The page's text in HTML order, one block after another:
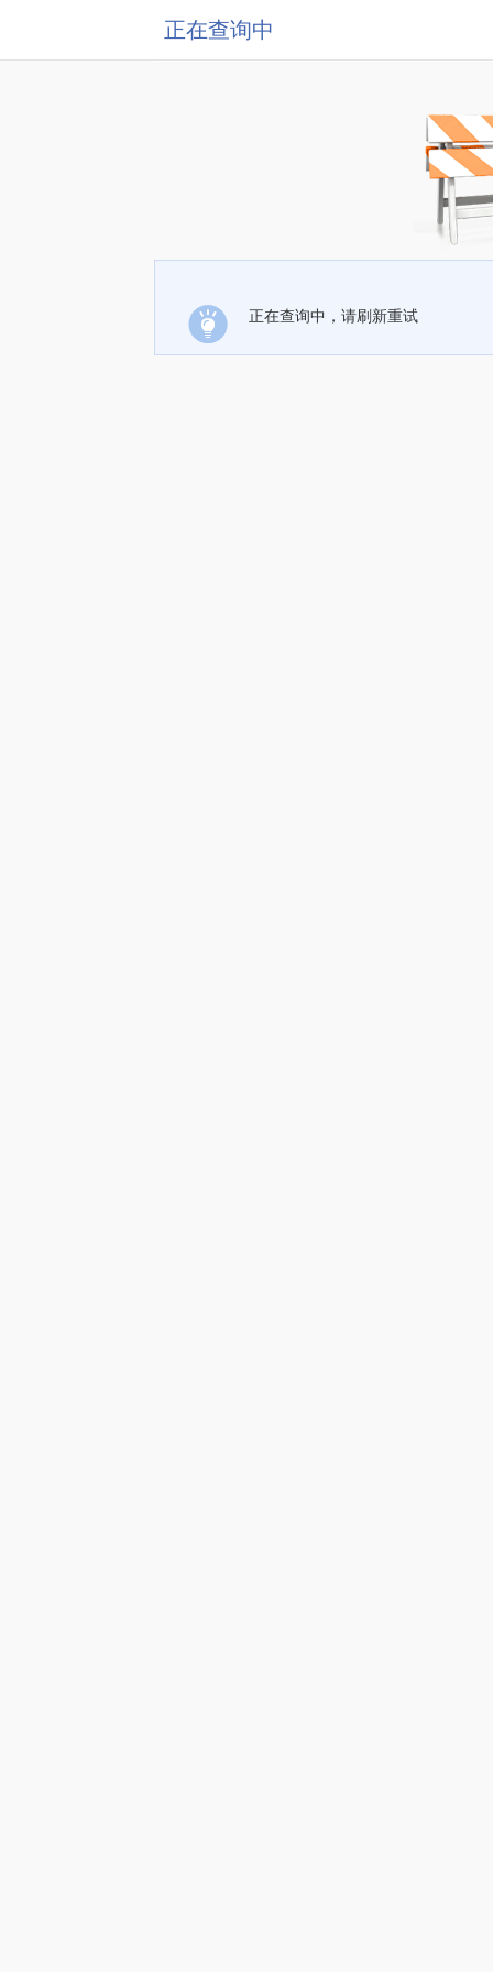
正在查询中
正在查询中，请刷新重试